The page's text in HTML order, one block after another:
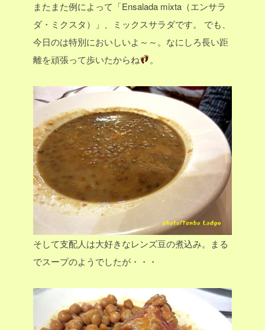
またまた例によって「Ensalada mixta（エンサラ
ダ・ミクスタ）」、ミックスサラダです。
でも、
今日のは特別においしいよ～～。なにしろ長い距
離を頑張って歩いたからね
。
そして支配人は大好きなレンズ豆の煮込み。まる
でスープのようでしたが・・・